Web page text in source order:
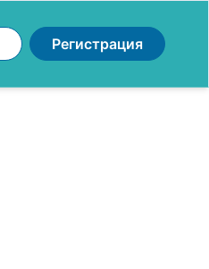
Регистрация